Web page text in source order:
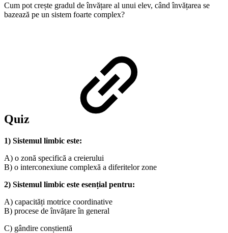
Cum pot crește gradul de învățare al unui elev, când învățarea se
bazează pe un sistem foarte complex?
Quiz
1) Sistemul limbic este:
A) o zonă specifică a creierului
B) o interconexiune complexă a diferitelor zone
2) Sistemul limbic este esențial pentru:
A) capacități motrice coordinative
B) procese de învățare în general
C) gândire conștientă